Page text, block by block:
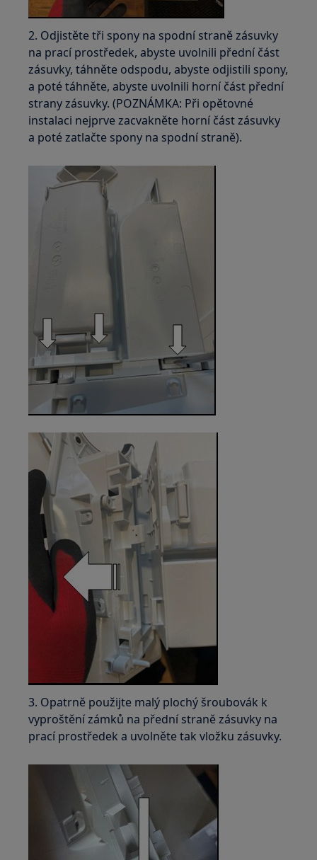
2. Odjistěte tři spony na spodní straně zásuvky
na prací prostředek, abyste uvolnili přední část
zásuvky, táhněte odspodu, abyste odjistili spony,
a poté táhněte, abyste uvolnili horní část přední
strany zásuvky. (POZNÁMKA: Při opětovné
instalaci nejprve zacvakněte horní část zásuvky
a poté zatlačte spony na spodní straně).
3. Opatrně použijte malý plochý šroubovák k
vyproštění zámků na přední straně zásuvky na
prací prostředek a uvolněte tak vložku zásuvky.